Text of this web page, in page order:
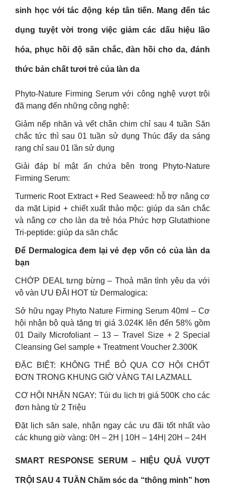
sinh học với tác động kép tân tiến. Mang đến tác
dụng tuyệt vời trong việc giảm các dấu hiệu lão
hóa, phục hồi độ săn chắc, đàn hồi cho da, đánh
thức bản chất tươi trẻ của làn da
Phyto-Nature Firming Serum với công nghệ vượt trội
đã mang đến những công nghệ:
Giảm nếp nhăn và vết chân chim chỉ sau 4 tuần Săn
chắc tức thì sau 01 tuần sử dụng Thúc đẩy da sáng
rạng chỉ sau 01 lần sử dụng
Giải đáp bí mật ẩn chứa bên trong Phyto-Nature
Firming Serum:
Turmeric Root Extract + Red Seaweed: hỗ trợ nâng cơ
da mặt Lipid + chiết xuất thảo mộc: giúp da săn chắc
và nâng cơ cho làn da trẻ hóa Phức hợp Glutathione
Tri-peptide: giúp da săn chắc
Để Dermalogica đem lại vẻ đẹp vốn có của làn da
bạn
CHỚP DEAL tưng bừng – Thoả mãn tình yêu da với
vô vàn ƯU ĐÃI HOT từ Dermalogica:
Sở hữu ngay Phyto Nature Firming Serum 40ml – Cơ
hội nhận bộ quà tặng trị giá 3.024K lên đến 58% gồm
01 Daily Microfoliant – 13 – Travel Size + 2 Special
Cleansing Gel sample + Treatment Voucher 2.300K
ĐẶC BIỆT: KHÔNG THỂ BỎ QUA CƠ HỘI CHỐT
ĐƠN TRONG KHUNG GIỜ VÀNG TẠI LAZMALL
CƠ HỘI NHẬN NGAY: Túi du lịch trị giá 500K cho các
đơn hàng từ 2 Triệu
Đặt lịch săn sale, nhận ngay các ưu đãi tốt nhất vào
các khung giờ vàng: 0H – 2H | 10H – 14H| 20H – 24H
SMART RESPONSE SERUM – HIỆU QUẢ VƯỢT
TRỘI SAU 4 TUẦN Chăm sóc da “thông minh” hơn